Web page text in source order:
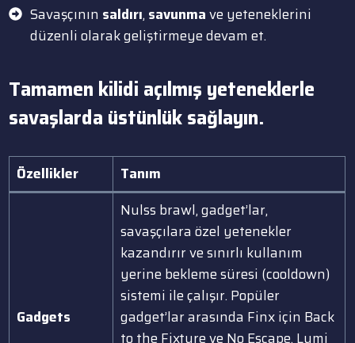
Savaşçının saldırı, savunmave yeteneklerini
düzenli olarak geliştirmeye devam et.
Tamamen kilidi açılmış yeteneklerle
savaşlarda üstünlük sağlayın.
Özellikler Tanım
Gadgets
Nulss brawl, gadget’lar,
savaşçılara özel yetenekler
kazandırır ve sınırlı kullanım
yerine bekleme süresi (cooldown)
sistemi ile çalışır. Popüler
gadget’lar arasında Finx için Back
to the Fixture ve No Escape, Lumi